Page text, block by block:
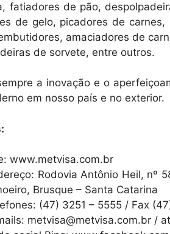
fatiadores de pão,
de gelo, picadores de
amaciadores de
de sorvete, entre outros.
a inovação e o
em nosso país e no exterior.
www.metvisa.com.br
Rodovia Antônio Heil, nº
Brusque – Santa Catarina
(47) 3251 – 5555 / Fax
metvisa@metvisa.com.br /